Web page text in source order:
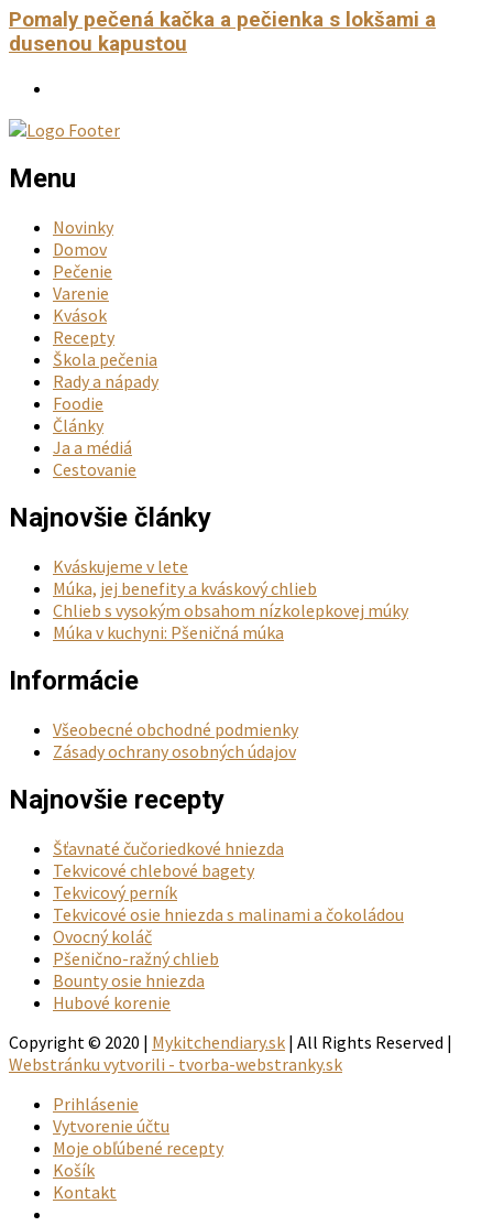
Pomaly pečená kačka a pečienka s lokšami a
dusenou kapustou
Menu
Novinky
Domov
Pečenie
Varenie
Kvások
Recepty
Škola pečenia
Rady a nápady
Foodie
Články
Ja a médiá
Cestovanie
Najnovšie články
Kváskujeme v lete
Múka, jej benefity a kváskový chlieb
Chlieb s vysokým obsahom nízkolepkovej múky
Múka v kuchyni: Pšeničná múka
Informácie
Všeobecné obchodné podmienky
Zásady ochrany osobných údajov
Najnovšie recepty
Šťavnaté čučoriedkové hniezda
Tekvicové chlebové bagety
Tekvicový perník
Tekvicové osie hniezda s malinami a čokoládou
Ovocný koláč
Pšenično-ražný chlieb
Bounty osie hniezda
Hubové korenie
Copyright © 2020 | Mykitchendiary.sk | All Rights Reserved |
Webstránku vytvorili - tvorba-webstranky.sk
Prihlásenie
Vytvorenie účtu
Moje obľúbené recepty
Košík
Kontakt